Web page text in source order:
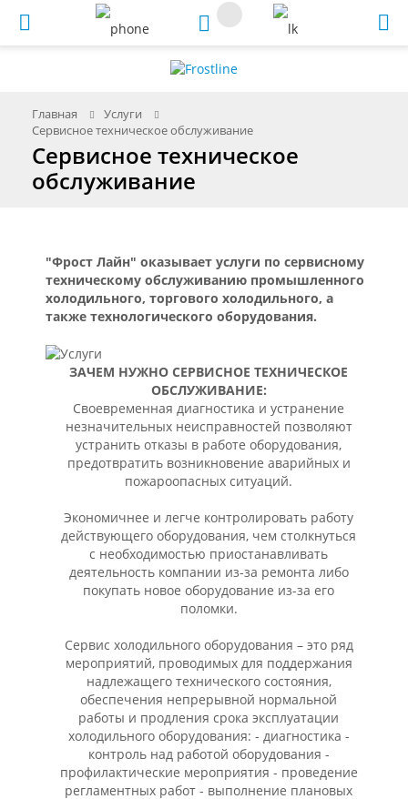
Главная
Услуги
Сервисное техническое обслуживание
Сервисное техническое
обслуживание
"Фрост Лайн" оказывает услуги по сервисному
техническому обслуживанию промышленного
холодильного, торгового холодильного, а
также технологического оборудования.
ЗАЧЕМ НУЖНО СЕРВИСНОЕ ТЕХНИЧЕСКОЕ
ОБСЛУЖИВАНИЕ:
Своевременная диагностика и устранение
незначительных неисправностей позволяют
устранить отказы в работе оборудования,
предотвратить возникновение аварийных и
пожароопасных ситуаций.
Экономичнее и легче контролировать работу
действующего оборудования, чем столкнуться
с необходимостью приостанавливать
деятельность компании из-за ремонта либо
покупать новое оборудование из-за его
поломки.
Сервис холодильного оборудования – это ряд
мероприятий, проводимых для поддержания
надлежащего технического состояния,
обеспечения непрерывной нормальной
работы и продления срока эксплуатации
холодильного оборудования: - диагностика -
контроль над работой оборудования -
профилактические мероприятия - проведение
регламентных работ - выполнение плановых